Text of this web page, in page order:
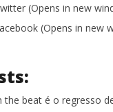
(Opens in new
(Opens in new
beat é o regresso